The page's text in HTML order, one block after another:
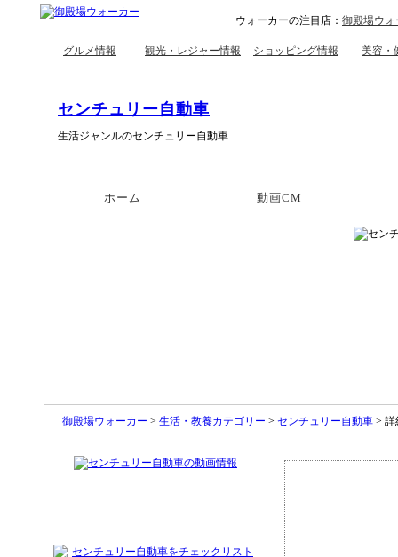
ウォーカーの注目店： 御殿場ウ
グルメ情報 観光・レジャー情報 ショッピング情報 美容・
センチュリー自動車
生活ジャンルのセンチュリー自動車
ホーム 動画CM
御殿場ウォーカー > 生活・教養カテゴリー > センチュリー自動車 > 詳